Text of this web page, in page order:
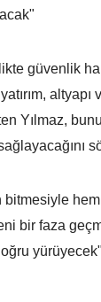
güvenlik
Yılmaz,
bitmesiyle
bir faza